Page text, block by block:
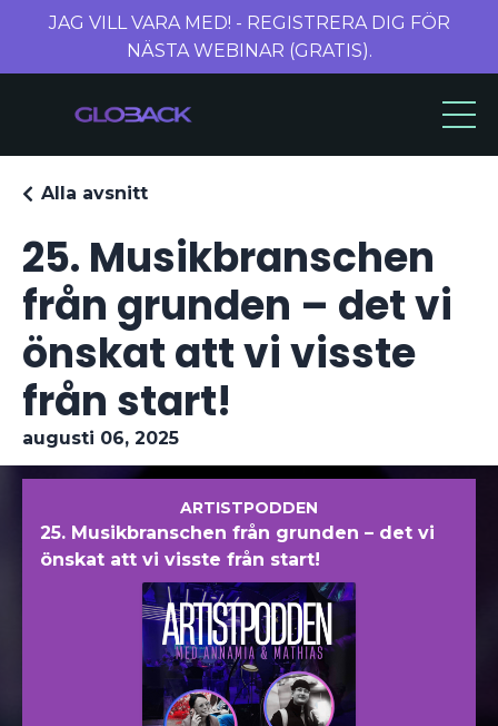
JAG VILL VARA MED! - REGISTRERA DIG FÖR
NÄSTA WEBINAR (GRATIS).
25. Musikbranschen
från grunden – det vi
önskat att vi visste
från start!
Alla avsnitt
augusti 06, 2025